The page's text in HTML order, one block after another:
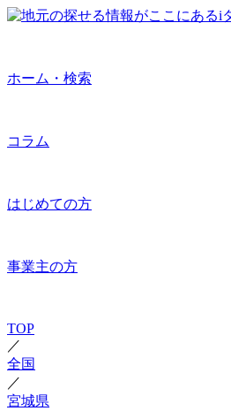
ホーム・検索
コラム
はじめての方
事業主の方
TOP
／
全国
／
宮城県